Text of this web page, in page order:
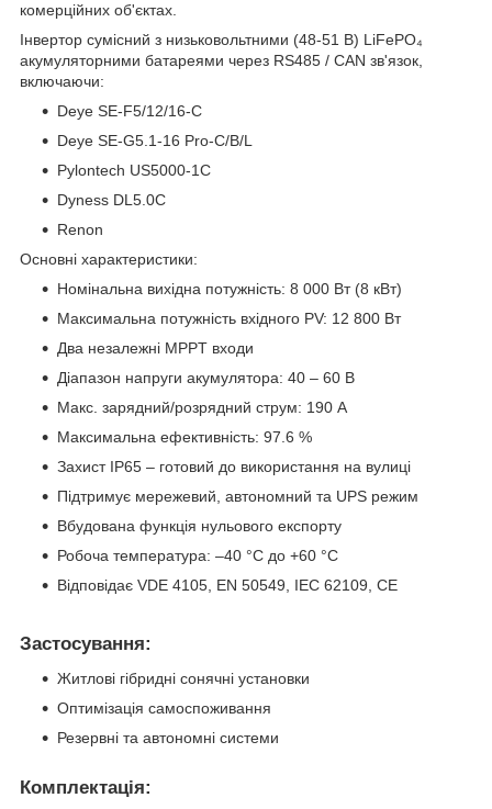
комерційних об'єктах.
Інвертор сумісний з низьковольтними (48-51 В) LiFePO₄
акумуляторними батареями через RS485 / CAN зв'язок,
включаючи:
Deye SE-F5/12/16-C
Deye SE-G5.1-16 Pro-С/B/L
Pylontech US5000-1C
Dyness DL5.0C
Renon
Основні характеристики:
Номінальна вихідна потужність: 8 000 Вт (8 кВт)
Максимальна потужність вхідного PV: 12 800 Вт
Два незалежні MPPT входи
Діапазон напруги акумулятора: 40 – 60 В
Макс. зарядний/розрядний струм: 190 А
Максимальна ефективність: 97.6 %
Захист IP65 – готовий до використання на вулиці
Підтримує мережевий, автономний та UPS режим
Вбудована функція нульового експорту
Робоча температура: –40 °C до +60 °C
Відповідає VDE 4105, EN 50549, IEC 62109, CE
Застосування:
Житлові гібридні сонячні установки
Оптимізація самоспоживання
Резервні та автономні системи
Комплектація: